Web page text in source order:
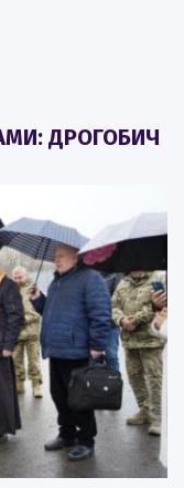
ДРОГОБИЧ